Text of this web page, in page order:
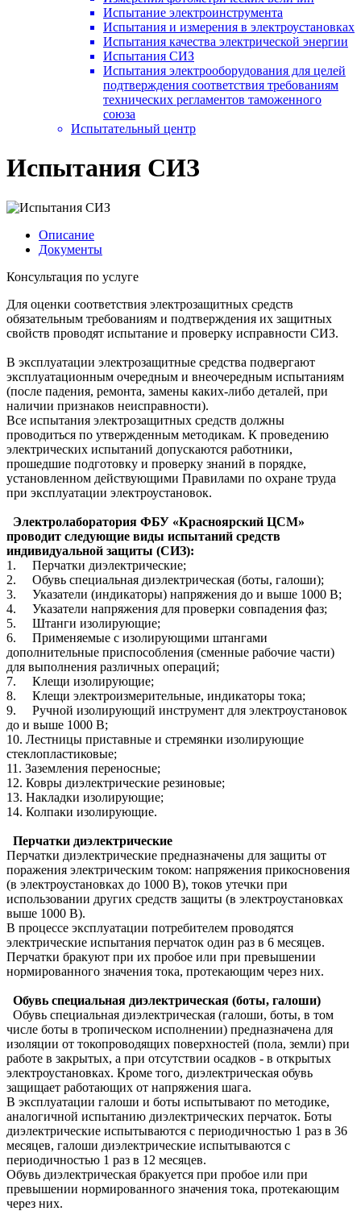
Испытание электроинструмента
Испытания и измерения в электроустановках
Испытания качества электрической энергии
Испытания СИЗ
Испытания электрооборудования для целей
подтверждения соответствия требованиям
технических регламентов таможенного
союза
Испытательный центр
Испытания СИЗ
Описание
Документы
Консультация по услуге
Для оценки соответствия электрозащитных средств
обязательным требованиям и подтверждения их защитных
свойств проводят испытание и проверку исправности СИЗ.
В эксплуатации электрозащитные средства подвергают
эксплуатационным очередным и внеочередным испытаниям
(после падения, ремонта, замены каких-либо деталей, при
наличии признаков неисправности).
Все испытания электрозащитных средств должны
проводиться по утвержденным методикам. К проведению
электрических испытаний допускаются работники,
прошедшие подготовку и проверку знаний в порядке,
установленном действующими Правилами по охране труда
при эксплуатации электроустановок.
Электролаборатория ФБУ «Красноярский ЦСМ»
проводит следующие виды испытаний средств
индивидуальной защиты (СИЗ):
1. Перчатки диэлектрические;
2. Обувь специальная диэлектрическая (боты, галоши);
3. Указатели (индикаторы) напряжения до и выше 1000 В;
4. Указатели напряжения для проверки совпадения фаз;
5. Штанги изолирующие;
6. Применяемые с изолирующими штангами
дополнительные приспособления (сменные рабочие части)
для выполнения различных операций;
7. Клещи изолирующие;
8. Клещи электроизмерительные, индикаторы тока;
9. Ручной изолирующий инструмент для электроустановок
до и выше 1000 В;
10. Лестницы приставные и стремянки изолирующие
стеклопластиковые;
11. Заземления переносные;
12. Ковры диэлектрические резиновые;
13. Накладки изолирующие;
14. Колпаки изолирующие.
Перчатки диэлектрические
Перчатки диэлектрические предназначены для защиты от
поражения электрическим током: напряжения прикосновения
(в электроустановках до 1000 В), токов утечки при
использовании других средств защиты (в электроустановках
выше 1000 В).
В процессе эксплуатации потребителем проводятся
электрические испытания перчаток один раз в 6 месяцев.
Перчатки бракуют при их пробое или при превышении
нормированного значения тока, протекающим через них.
Обувь специальная диэлектрическая (боты, галоши)
Обувь специальная диэлектрическая (галоши, боты, в том
числе боты в тропическом исполнении) предназначена для
изоляции от токопроводящих поверхностей (пола, земли) при
работе в закрытых, а при отсутствии осадков - в открытых
электроустановках. Кроме того, диэлектрическая обувь
защищает работающих от напряжения шага.
В эксплуатации галоши и боты испытывают по методике,
аналогичной испытанию диэлектрических перчаток. Боты
диэлектрические испытываются с периодичностью 1 раз в 36
месяцев, галоши диэлектрические испытываются с
периодичностью 1 раз в 12 месяцев.
Обувь диэлектрическая бракуется при пробое или при
превышении нормированного значения тока, протекающим
через них.